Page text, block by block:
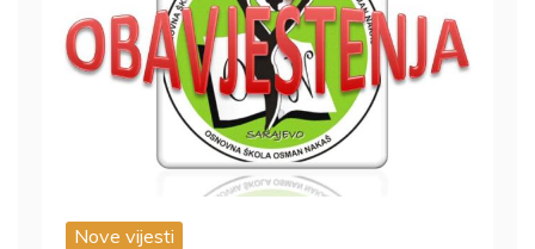
Nove vijesti